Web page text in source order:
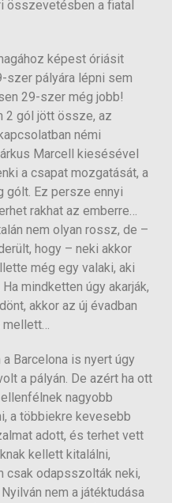
összevetésben a fiatal
képest óriásit
szer pályára lépni sem
29-szer még jobb!
2 gól jött össze, az
némi
Marcell kiesésével
a csapat mozgatását, a
gólt. Ez persze ennyi
rakhat az emberre…
nem olyan rossz, de –
hogy – neki akkor
még egy valaki, aki
mindketten úgy akarják,
akkor az új évadban
mellett…
Barcelona is nyert úgy
a pályán. De azért ha ott
nagyobb
a többiekre kevesebb
adott, és terhet vett
kellett kitalálni,
csak odapsszolták neki,
nem a játéktudása